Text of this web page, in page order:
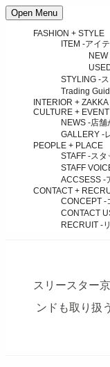
Open Menu
FASHION + STYLE
ITEM -アイ
NEW
STYLING -
Trading
INTERIOR + ZAKKA
CULTURE + EVENT
NEWS -店舗
GALLERY -
PEOPLE + PLACE
STAFF -スタ
STAFF
ACCSESS -
CONTACT +
CONCEPT -
CONTACT
RECRUIT -
スリースター
ンドも取り扱